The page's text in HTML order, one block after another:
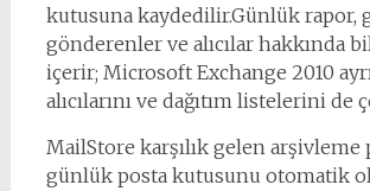
kutusuna kaydedilir.Günlük rapor,
gönderenler ve alıcılar hakkında
içerir; Microsoft Exchange 2010
alıcılarını ve dağıtım listelerini de
MailStore karşılık gelen
günlük posta kutusunu otomatik